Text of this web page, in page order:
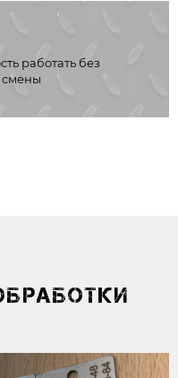
работать без
смены